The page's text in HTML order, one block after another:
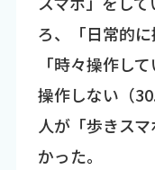
ろ、「日常的に
「時々操作し
操作しない（
人が「歩きス
かった。